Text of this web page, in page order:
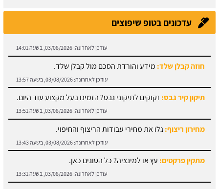
עדכונים בטופ שיפוצים
מידע והורדת הסכם מול קבלן שלד.
עודכן לאחרונה:03/08/2026, בשעה 13:57
זקוקים לתיקוני גבס? הזמינו בעל מקצוע עוד היום.
עודכן לאחרונה:03/08/2026, בשעה 13:51
גלו את מחירי עבודות הריצוף והחיפוי.
עודכן לאחרונה:03/08/2026, בשעה 13:43
עץ או למינציה? כל הסוגים כאן.
עודכן לאחרונה:03/08/2026, בשעה 13:31